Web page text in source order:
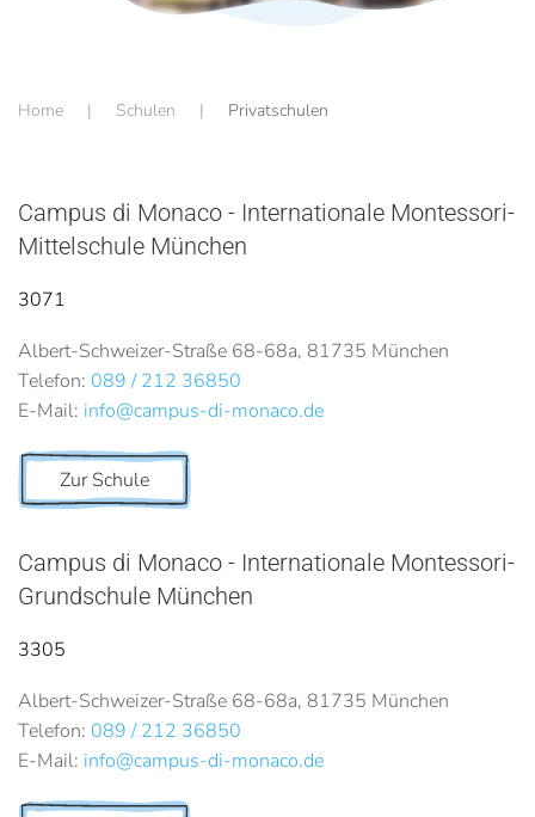
Home Schulen Privatschulen
Campus di Monaco - Internationale Montessori-
Mittelschule München
3071
Albert-Schweizer-Straße 68-68a, 81735 München
Telefon: 089 / 212 36850
E-Mail: info@campus-di-monaco.de
Zur Schule
Campus di Monaco - Internationale Montessori-
Grundschule München
3305
Albert-Schweizer-Straße 68-68a, 81735 München
Telefon: 089 / 212 36850
E-Mail: info@campus-di-monaco.de